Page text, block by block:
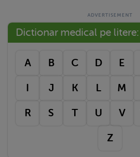
Dictionar medical pe litere:
A B C D E
I J K L M
R S T U V
Z